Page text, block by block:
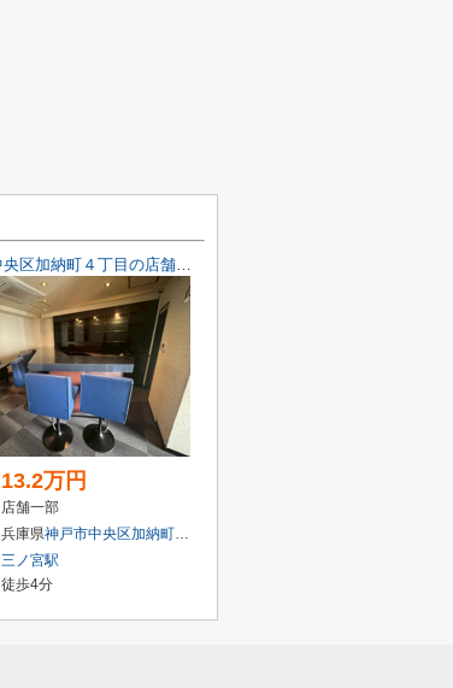
神戸市中央区加納町４丁目の店舗一部
13.2万円
店舗一部
兵庫県神戸市中央区加納町４丁目9-29
三ノ宮駅
徒歩4分